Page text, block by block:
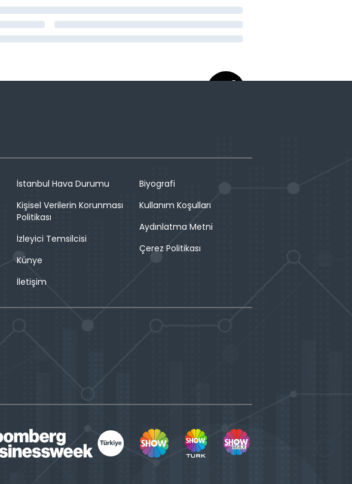
İstanbul Hava Durumu
Kişisel Verilerin Korunması
Politikası
İzleyici Temsilcisi
Künye
İletişim
Biyografi
Kullanım Koşulları
Aydınlatma Metni
Çerez Politikası